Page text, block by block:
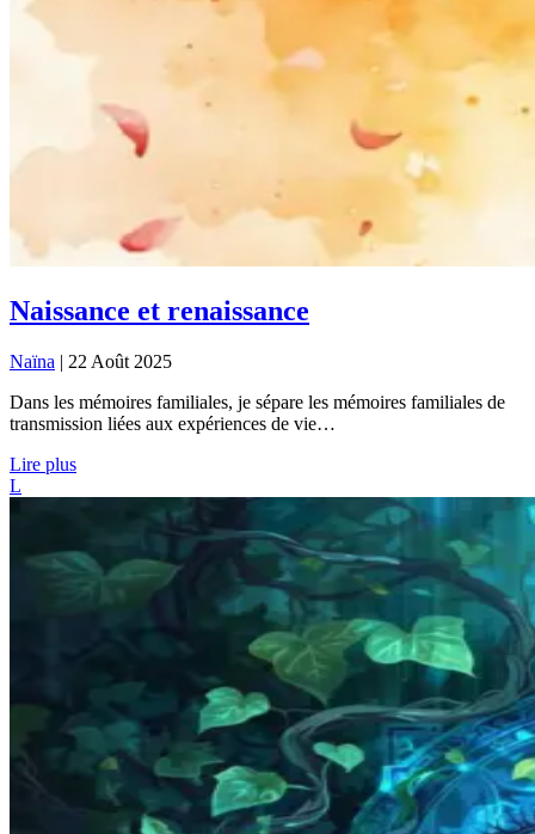
Naissance et renaissance
Naïna | 22 Août 2025
Dans les mémoires familiales, je sépare les mémoires familiales de
transmission liées aux expériences de vie…
Lire plus
L